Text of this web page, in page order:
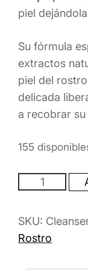
piel
Su fórmula
extractos
piel del
delicada
a recobrar
155
Cleanser
Foam
200
ml
SKU:
Rostro